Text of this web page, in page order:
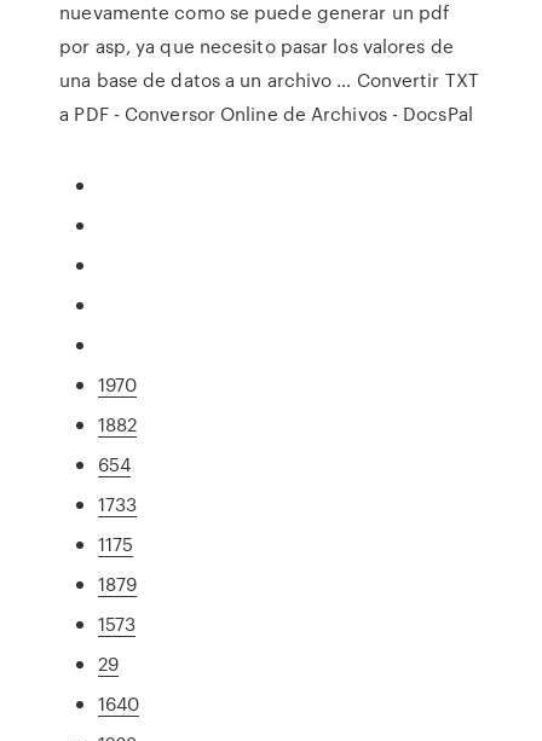
nuevamente como se puede generar un pdf
por asp, ya que necesito pasar los valores de
una base de datos a un archivo … Convertir TXT
a PDF - Conversor Online de Archivos - DocsPal
1970
1882
654
1733
1175
1879
1573
29
1640